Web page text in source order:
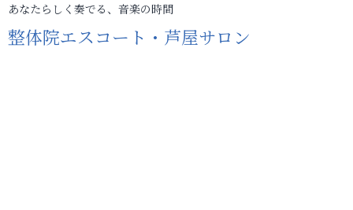
あなたらしく奏でる、音楽の時間
整体院エスコート・芦屋サロン